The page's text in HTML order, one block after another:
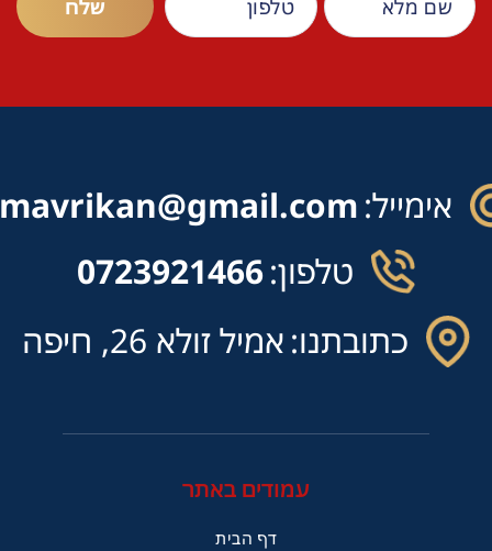
אימייל:
טלפון:0723921466
כתובתנו:אמיל זולא 26, חיפה
עמודים באתר
דף הבית